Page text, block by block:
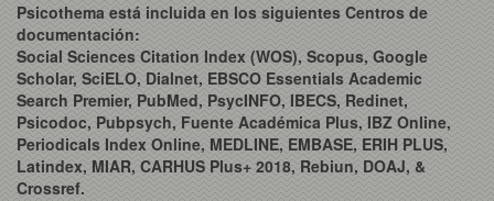
Psicothema está incluida en los siguientes Centros de
documentación:
Social Sciences Citation Index (WOS), Scopus, Google
Scholar, SciELO, Dialnet, EBSCO Essentials Academic
Search Premier, PubMed, PsycINFO, IBECS, Redinet,
Psicodoc, Pubpsych, Fuente Académica Plus, IBZ Online,
Periodicals Index Online, MEDLINE, EMBASE, ERIH PLUS,
Latindex, MIAR, CARHUS Plus+ 2018, Rebiun, DOAJ, &
Crossref.